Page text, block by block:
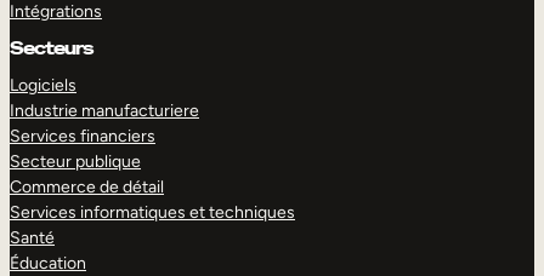
Intégrations
Secteurs
Logiciels
Industrie manufacturiere
Services financiers
Secteur publique
Commerce de détail
Services informatiques et techniques
Santé
Éducation